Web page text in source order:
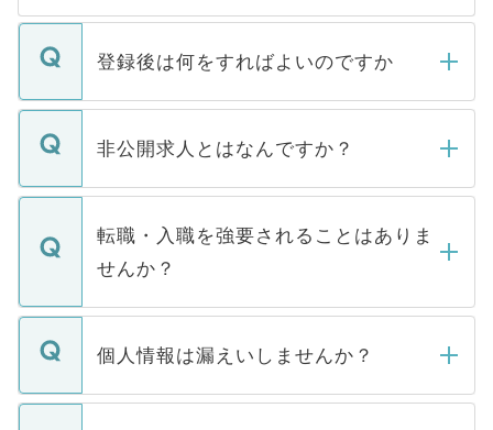
登録後は何をすればよいのですか
ご登録いただきましたら、弊社担当者がご
登録内容を確認し、その後メールもしくは
ます。通常、5営業日以内にはご連絡をせて
いただきますので、しばらくお待ちくださ
非公開求人とはなんですか？
マイナビDOCTORで取り扱っている求人の
うち約3割は、Webサイトからご覧いただ
けない「非公開求人」です。非公開求人は
下記の理由によって、一般には公開してい
ません。
■応募殺到を避けるため 人気のある医療機
関を公にしてしまうと、応募が殺到する場
転職・入職を強要されることはありま
せんか？
転職・入職を強要することは一切ありませ
ん。また、仮に応募先から内定をいただい
定を承諾する必要はありません。内定先へ
個人情報は漏えいしませんか？
個人情報が漏えいすることはありませんの